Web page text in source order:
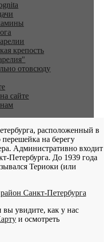
крепость
отовсюду
сайте
расположенный в
на берегу
Административно входит
Петербурга. До 1939 года
Териоки (или
вы увидите, как у нас
и осмотреть